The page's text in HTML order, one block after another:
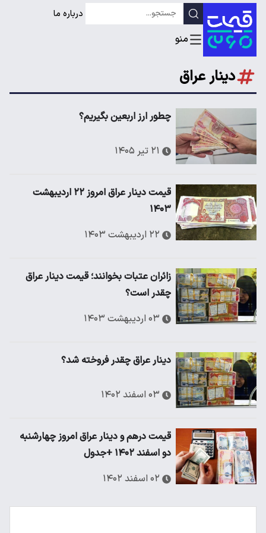
درباره ما
دینار عراق
چطور ارز اربعین بگیریم؟
۲۱ تیر ۱۴۰۵
قیمت دینار عراق امروز ۲۲ اردیبهشت
۱۴۰۳
۲۲ اردیبهشت ۱۴۰۳
زائران عتبات بخوانند؛ قیمت دینار عراق
چقدر است؟
۰۳ اردیبهشت ۱۴۰۳
دینار عراق چقدر فروخته شد؟
۰۳ اسفند ۱۴۰۲
قیمت درهم و دینار عراق امروز چهارشنبه
دو اسفند ۱۴۰۲ +جدول
۰۲ اسفند ۱۴۰۲